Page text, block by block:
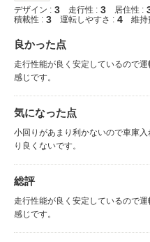
デザイン : 3 走行性 : 3 居住性 :
積載性 : 3 運転しやすさ : 4 維持
良かった点
走行性能が良く安定しているので
感じです。
気になった点
小回りがあまり利かないので車庫
り良くないです。
総評
走行性能が良く安定しているので
感じです。